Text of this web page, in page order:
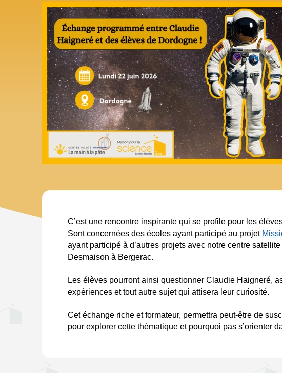
C’est une rencontre inspirante qui se profile pour les
Sont concernées des écoles ayant participé au projet
ayant participé à d’autres projets avec notre centre satellite
Desmaison à Bergerac.
Les élèves pourront ainsi questionner Claudie Haigneré,
expériences et tout autre sujet qui attisera leur curiosité.
Cet échange riche et formateur, permettra peut-être de
pour explorer cette thématique et pourquoi pas s’orienter